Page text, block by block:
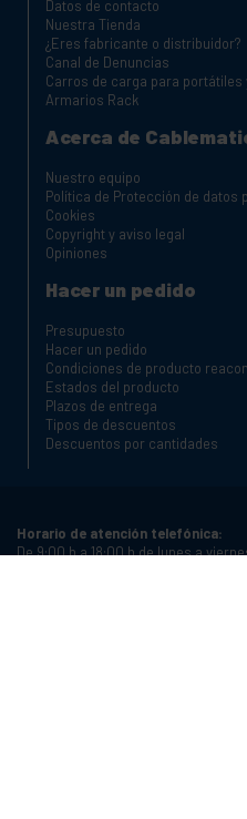
Datos de contacto
Nuestra Tienda
¿Eres fabricante o distribuidor?
Canal de Denuncias
Carros de carga para portátiles
Armarios Rack
Acerca de
Nuestro equipo
Política de Protección de datos
Cookies
Copyright y aviso legal
Opiniones
Hacer un pedido
Presupuesto
Hacer un pedido
Condiciones de producto
Estados del producto
Plazos de entrega
Tipos de descuentos
Descuentos por cantidades
Horario de atención telefónica:
De 9:00 h a 18:00 h de lunes a